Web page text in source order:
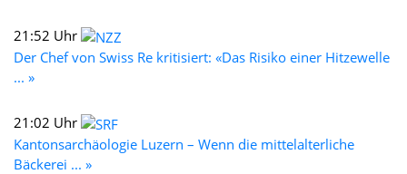
21:52 Uhr
Der Chef von Swiss Re kritisiert: «Das Risiko einer Hitzewelle
... »
21:02 Uhr
Kantonsarchäologie Luzern – Wenn die mittelalterliche
Bäckerei ... »